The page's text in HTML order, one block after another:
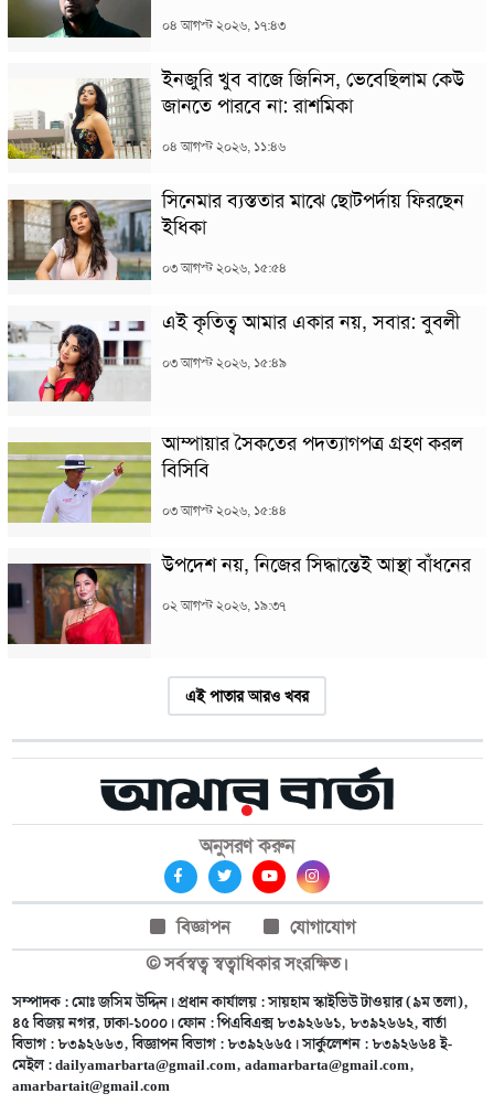
০৪ আগস্ট ২০২৬, ১৭:৪৩
ইনজুরি খুব বাজে জিনিস, ভেবেছিলাম কেউ
জানতে পারবে না: রাশমিকা
০৪ আগস্ট ২০২৬, ১১:৪৬
সিনেমার ব্যস্ততার মাঝে ছোটপর্দায় ফিরছেন
ইধিকা
০৩ আগস্ট ২০২৬, ১৫:৫৪
এই কৃতিত্ব আমার একার নয়, সবার: বুবলী
০৩ আগস্ট ২০২৬, ১৫:৪৯
আম্পায়ার সৈকতের পদত্যাগপত্র গ্রহণ করল
বিসিবি
০৩ আগস্ট ২০২৬, ১৫:৪৪
উপদেশ নয়, নিজের সিদ্ধান্তেই আস্থা বাঁধনের
০২ আগস্ট ২০২৬, ১৯:৩৭
এই পাতার আরও খবর
অনুসরণ করুন
বিজ্ঞাপন
যোগাযোগ
© সর্বস্বত্ব স্বত্বাধিকার সংরক্ষিত।
সম্পাদক : মোঃ জসিম উদ্দিন। প্রধান কার্যালয় : সায়হাম স্কাইভিউ টাওয়ার (৯ম তলা),
৪৫ বিজয় নগর, ঢাকা-১০০০। ফোন : পিএবিএক্স ৮৩৯২৬৬১, ৮৩৯২৬৬২, বার্তা
বিভাগ : ৮৩৯২৬৬৩, বিজ্ঞাপন বিভাগ : ৮৩৯২৬৬৫। সার্কুলেশন : ৮৩৯২৬৬৪ ই-
মেইল :dailyamarbarta@gmail.com,adamarbarta@gmail.com,
amarbartait@gmail.com